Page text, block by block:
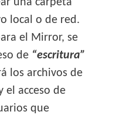
una carpeta
local o de red.
el Mirror, se
de “escritura”
los archivos de
el acceso de
que